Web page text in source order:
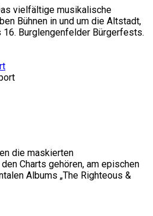
vielfältige musikalische
Bühnen in und um die Altstadt,
Burglengenfelder Bürgerfests.
die maskierten
Charts gehören, am epischen
Albums „The Righteous &